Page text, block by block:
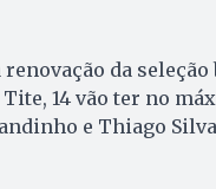
renovação da
14 vão ter no
e Thiago